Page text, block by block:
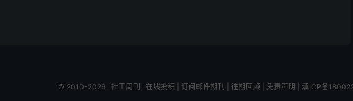
© 2010-2026 社工周刊 在线投稿| 订阅邮件期刊 往期回顾 免责声明 滇ICP备